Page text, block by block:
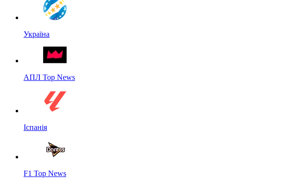
Україна
АПЛ Top News
Іспанія
F1 Top News